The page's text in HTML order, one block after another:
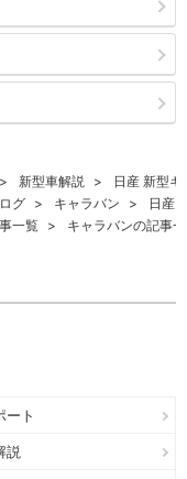
新型車解説
日産 新型
グ キャラバン
日産
一覧 キャラバンの記事
ート
説